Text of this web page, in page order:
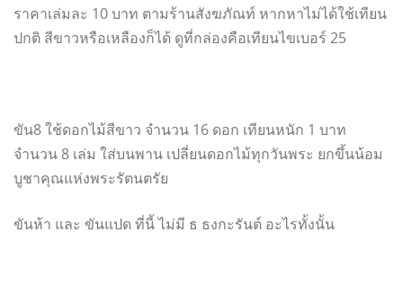
ราคาเล่มละ 10 บาท ตามร้านสังฆภัณท์ หากหาไม่ได้ใช้เทียน
ปกติ สีขาวหรือเหลืองก็ได้ ดูที่กล่องคือเทียนไขเบอร์ 25
ขัน8 ใช้ดอกไม้สีขาว จำนวน 16 ดอก เทียนหนัก 1 บาท
จำนวน 8 เล่ม ใส่บนพาน เปลี่ยนดอกไม้ทุกวันพระ ยกขึ้นน้อม
บูชาคุณแห่งพระรัตนตรัย
ขันห้า และ ขันแปด ที่นี้ ไม่มี ธ ธงกะรันต์ อะไรทั้งนั้น